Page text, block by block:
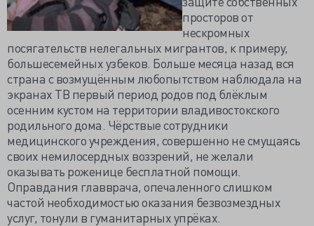
просторов от
нескромных
посягательств нелегальных мигрантов, к примеру,
большесемейных узбеков. Больше месяца назад вся
страна с возмущённым любопытством наблюдала на
экранах ТВ первый период родов под блёклым
осенним кустом на территории владивостокского
родильного дома. Чёрствые сотрудники
медицинского учреждения, совершенно не смущаясь
своих немилосердных воззрений, не желали
оказывать роженице бесплатной помощи.
Оправдания главврача, опечаленного слишком
частой необходимостью оказания безвозмездных
услуг, тонули в гуманитарных упрёках.